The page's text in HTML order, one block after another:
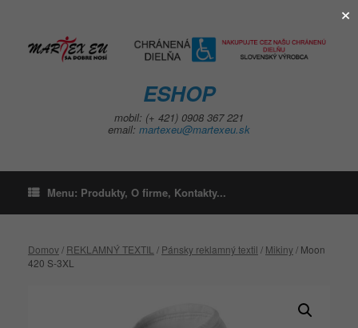
ESHOP
mobil: (+ 421) 0908 367 221
email: martexeu@martexeu.sk
Menu: Produkty, O firme, Kontakty...
Domov/ REKLAMNÝ TEXTIL / Pánsky reklamný textil / Mikiny/ Moon
420 S-3XL
×